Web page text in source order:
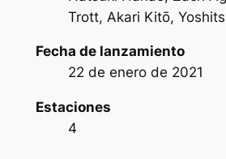
Trott, Akari Kitō,
Fecha de lanzamiento
22 de enero de 2021
Estaciones
4